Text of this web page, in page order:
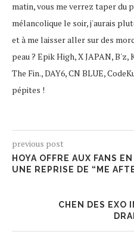
matin, vous me verrez taper du
mélancolique le soir, j'aurais
et à me laisser aller sur des
peau ? Epik High, X JAPAN,
The Fin., DAY6, CN BLUE,
pépites !
previous post
HOYA OFFRE AUX FANS
UNE REPRISE DE “ME
CHEN DES EXO